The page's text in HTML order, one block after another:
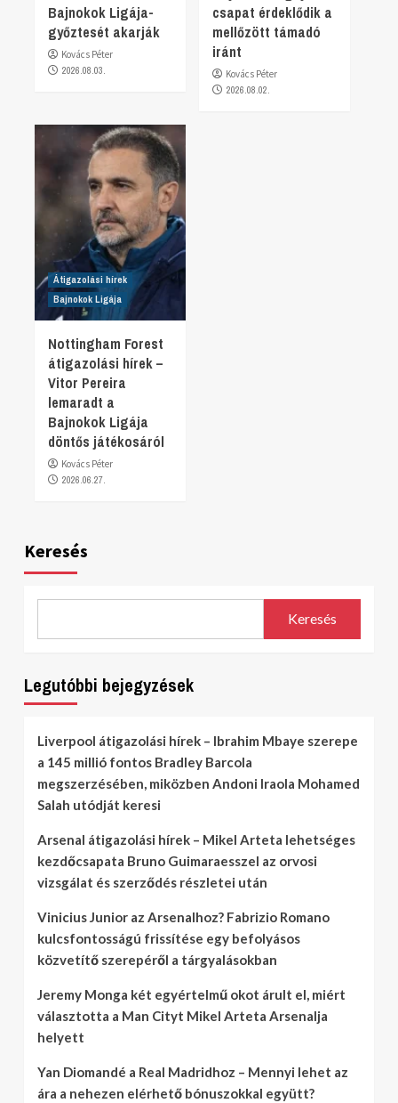
Bajnokok Ligája-
győztesét akarják
Kovács Péter
2026.08.03.
csapat érdeklődik a
mellőzött támadó
iránt
Kovács Péter
2026.08.02.
Átigazolási hírek
Bajnokok Ligája
Nottingham Forest
átigazolási hírek –
Vitor Pereira
lemaradt a
Bajnokok Ligája
döntős játékosáról
Kovács Péter
2026.06.27.
Keresés
Keresés
Legutóbbi bejegyzések
Liverpool átigazolási hírek – Ibrahim Mbaye szerepe
a 145 millió fontos Bradley Barcola
megszerzésében, miközben Andoni Iraola Mohamed
Salah utódját keresi
Arsenal átigazolási hírek – Mikel Arteta lehetséges
kezdőcsapata Bruno Guimaraesszel az orvosi
vizsgálat és szerződés részletei után
Vinicius Junior az Arsenalhoz? Fabrizio Romano
kulcsfontosságú frissítése egy befolyásos
közvetítő szerepéről a tárgyalásokban
Jeremy Monga két egyértelmű okot árult el, miért
választotta a Man Cityt Mikel Arteta Arsenalja
helyett
Yan Diomandé a Real Madridhoz – Mennyi lehet az
ára a nehezen elérhető bónuszokkal együtt?